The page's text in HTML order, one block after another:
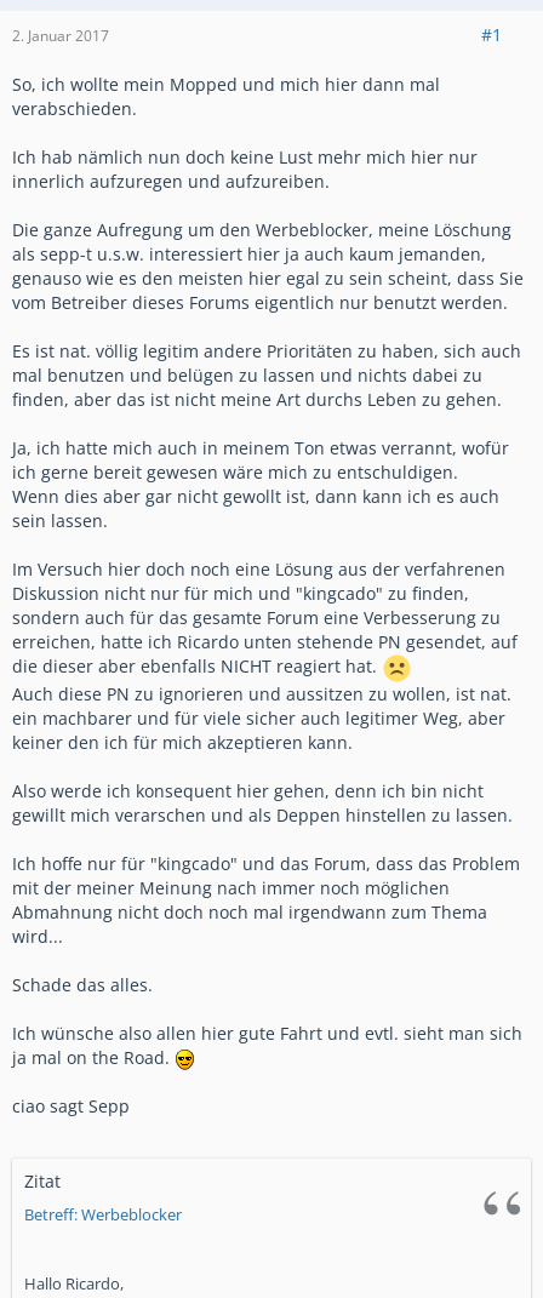
2. Januar 2017 #1
So, ich wollte mein Mopped und mich hier dann mal
verabschieden.
Ich hab nämlich nun doch keine Lust mehr mich hier nur
innerlich aufzuregen und aufzureiben.
Die ganze Aufregung um den Werbeblocker, meine Löschung
als sepp-t u.s.w. interessiert hier ja auch kaum jemanden,
genauso wie es den meisten hier egal zu sein scheint, dass Sie
vom Betreiber dieses Forums eigentlich nur benutzt werden.
Es ist nat. völlig legitim andere Prioritäten zu haben, sich auch
mal benutzen und belügen zu lassen und nichts dabei zu
finden, aber das ist nicht meine Art durchs Leben zu gehen.
Ja, ich hatte mich auch in meinem Ton etwas verrannt, wofür
ich gerne bereit gewesen wäre mich zu entschuldigen.
Wenn dies aber gar nicht gewollt ist, dann kann ich es auch
sein lassen.
Im Versuch hier doch noch eine Lösung aus der verfahrenen
Diskussion nicht nur für mich und "kingcado" zu finden,
sondern auch für das gesamte Forum eine Verbesserung zu
erreichen, hatte ich Ricardo unten stehende PN gesendet, auf
die dieser aber ebenfalls NICHT reagiert hat.
Auch diese PN zu ignorieren und aussitzen zu wollen, ist nat.
ein machbarer und für viele sicher auch legitimer Weg, aber
keiner den ich für mich akzeptieren kann.
Also werde ich konsequent hier gehen, denn ich bin nicht
gewillt mich verarschen und als Deppen hinstellen zu lassen.
Ich hoffe nur für "kingcado" und das Forum, dass das Problem
mit der meiner Meinung nach immer noch möglichen
Abmahnung nicht doch noch mal irgendwann zum Thema
wird...
Schade das alles.
Ich wünsche also allen hier gute Fahrt und evtl. sieht man sich
ja mal on the Road.
ciao sagt Sepp
Zitat
Betreff: Werbeblocker
Hallo Ricardo,